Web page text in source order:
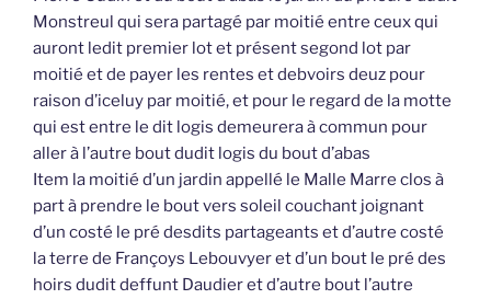
Monstreul qui sera partagé par moitié entre ceux qui
auront ledit premier lot et présent segond lot par
moitié et de payer les rentes et debvoirs deuz pour
raison d’iceluy par moitié, et pour le regard de la motte
qui est entre le dit logis demeurera à commun pour
aller à l’autre bout dudit logis du bout d’abas
Item la moitié d’un jardin appellé le Malle Marre clos à
part à prendre le bout vers soleil couchant joignant
d’un costé le pré desdits partageants et d’autre costé
la terre de Françoys Lebouvyer et d’un bout le pré des
hoirs dudit deffunt Daudier et d’autre bout l’autre